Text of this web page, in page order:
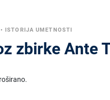
• ISTORIJA UMETNOSTI
zbirke Ante